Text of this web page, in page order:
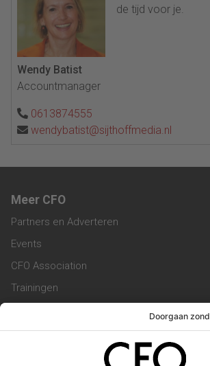
de tijd voor je.
Wendy Batist
Accountmanager
0613874555
wendybatist@sijthoffmedia.nl
Meer CFO
Partners en Adverteren
Events
CFO Association
Trainingen
Vacatures
Service & Contact